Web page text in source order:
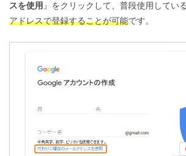
スを使用 』をクリックして、普段使用している
アドレスで登録することが可能です。